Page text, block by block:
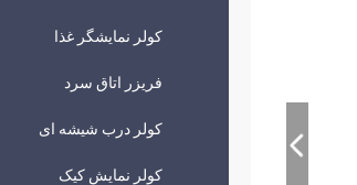
کولر نمایشگر غذا
فریزر اتاق سرد
کولر درب شیشه ای
کولر نمایش کیک